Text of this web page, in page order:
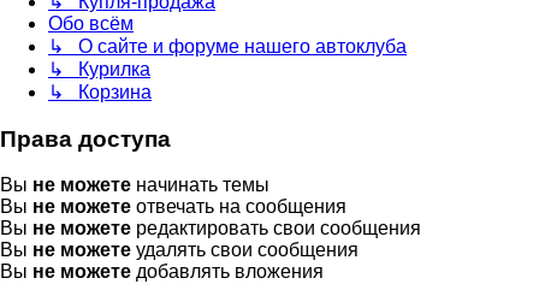
Обо всём
↳ О сайте и форуме нашего автоклуба
↳ Курилка
↳ Корзина
Права доступа
Вы не можете начинать темы
Вы не можете отвечать на сообщения
Вы не можете редактировать свои сообщения
Вы не можете удалять свои сообщения
Вы не можете добавлять вложения